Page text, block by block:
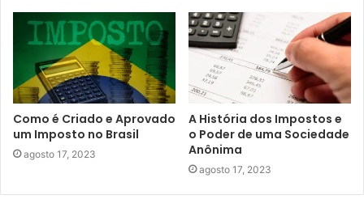
Como é Criado e Aprovado
um Imposto no Brasil
agosto 17, 2023
A História dos Impostos e
o Poder de uma Sociedade
Anônima
agosto 17, 2023